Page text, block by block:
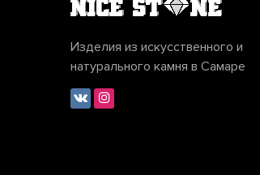
Изделия из искусственного и
натурального камня в Самаре